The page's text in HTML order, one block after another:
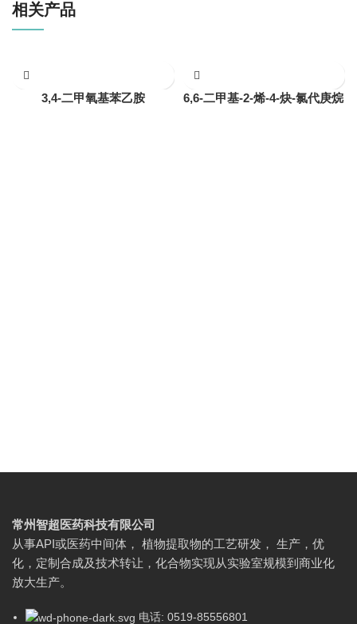
相关产品
3,4-二甲氧基苯乙胺 6,6-二甲基-2-烯-4-炔-氯代庚烷
常州智超医药科技有限公司
从事API或医药中间体， 植物提取物的工艺研发， 生产，优
化，定制合成及技术转让，化合物实现从实验室规模到商业化
放大生产。
电话: 0519-85556801